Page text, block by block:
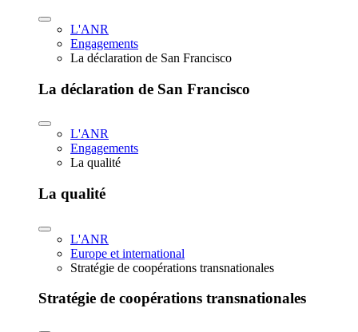
L'ANR
Engagements
La déclaration de San Francisco
La déclaration de San Francisco
L'ANR
Engagements
La qualité
La qualité
L'ANR
Europe et international
Stratégie de coopérations transnationales
Stratégie de coopérations transnationales